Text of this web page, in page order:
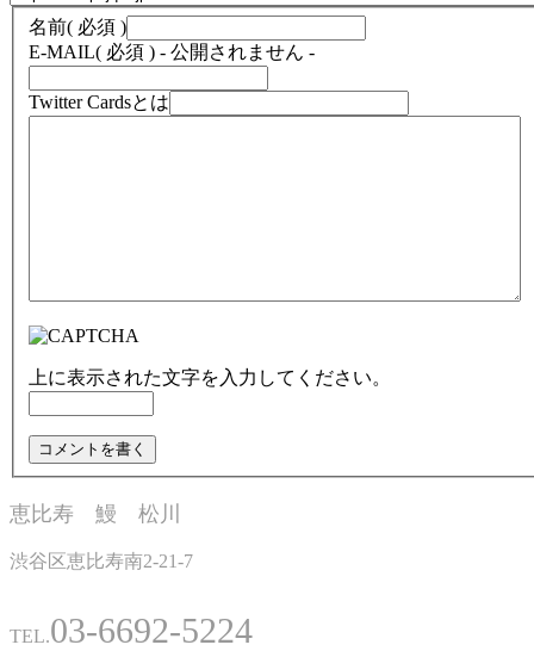
名前( 必須 )
E-MAIL( 必須 ) - 公開されません -
Twitter Cardsとは
上に表示された文字を入力してください。
恵比寿 鰻 松川
渋谷区恵比寿南2-21-7
TEL.03-6692-5224